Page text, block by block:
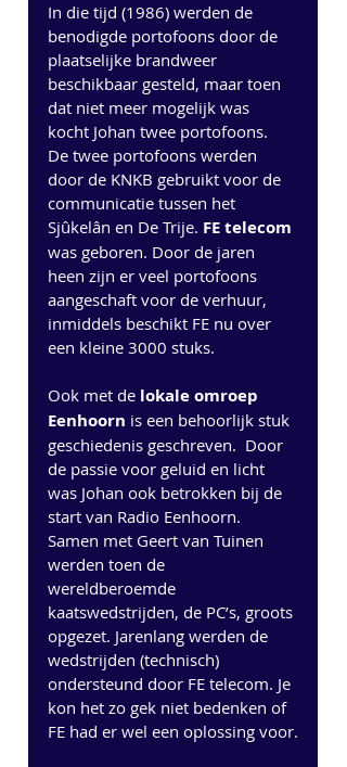
In die tijd (1986) werden de
benodigde portofoons door de
plaatselijke brandweer
beschikbaar gesteld, maar toen
dat niet meer mogelijk was
kocht Johan twee portofoons.
De twee portofoons werden
door de KNKB gebruikt voor de
communicatie tussen het
Sjûkelân en De Trije. FE telecom
was geboren. Door de jaren
heen zijn er veel portofoons
aangeschaft voor de verhuur,
inmiddels beschikt FE nu over
een kleine 3000 stuks.
Ook met de lokale omroep
Eenhoorn is een behoorlijk stuk
geschiedenis geschreven.  Door
de passie voor geluid en licht
was Johan ook betrokken bij de
start van Radio Eenhoorn.
Samen met Geert van Tuinen
werden toen de
wereldberoemde
kaatswedstrijden, de PC’s, groots
opgezet. Jarenlang werden de
wedstrijden (technisch)
ondersteund door FE telecom. Je
kon het zo gek niet bedenken of
FE had er wel een oplossing voor.